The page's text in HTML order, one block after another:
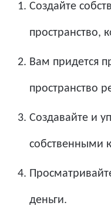
Создайте
пространство,
Вам придется
пространство
Создавайте и
собственными
деньги.